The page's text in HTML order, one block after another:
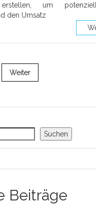
um
den Umsatz
Weiter
Suchen
Beiträge